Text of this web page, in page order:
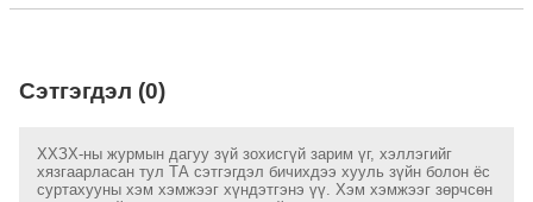
Сэтгэгдэл (0)
ХХЗХ-ны журмын дагуу зүй зохисгүй зарим үг, хэллэгийг
хязгаарласан тул ТА сэтгэгдэл бичихдээ хууль зүйн болон ёс
суртахууны хэм хэмжээг хүндэтгэнэ үү. Хэм хэмжээг зөрчсөн